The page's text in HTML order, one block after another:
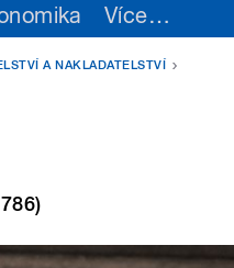
Více…
A NAKLADATELSTVÍ